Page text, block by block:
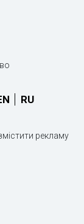
RU
рекламу